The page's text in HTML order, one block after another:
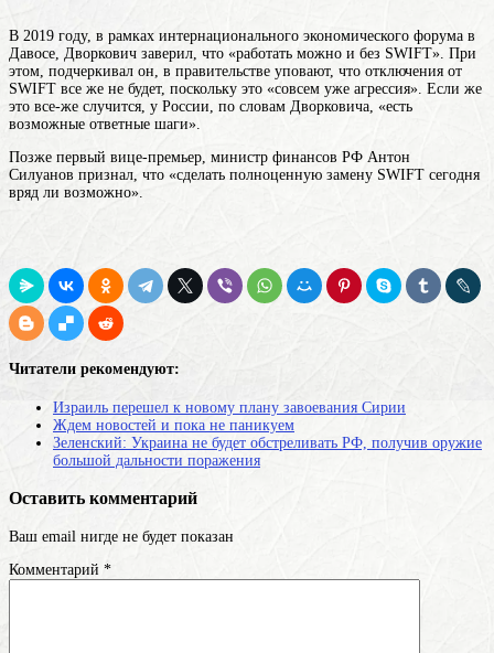
В 2019 году, в рамках интернационального экономического форума в
Давосе, Дворкович заверил, что «работать можно и без SWIFT». При
этом, подчеркивал он, в правительстве уповают, что отключения от
SWIFT все же не будет, поскольку это «совсем уже агрессия». Если же
это все-же случится, у России, по словам Дворковича, «есть
возможные ответные шаги».
Позже первый вице-премьер, министр финансов РФ Антон
Силуанов признал, что «сделать полноценную замену SWIFT сегодня
вряд ли возможно».
Читатели рекомендуют:
Израиль перешел к новому плану завоевания Сирии
Ждем новостей и пока не паникуем
Зеленский: Украина не будет обстреливать РФ, получив оружие
большой дальности поражения
Оставить комментарий
Ваш email нигде не будет показан
Комментарий *